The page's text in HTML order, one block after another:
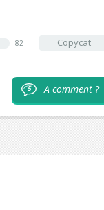
82 Copycat
5 A comment ?